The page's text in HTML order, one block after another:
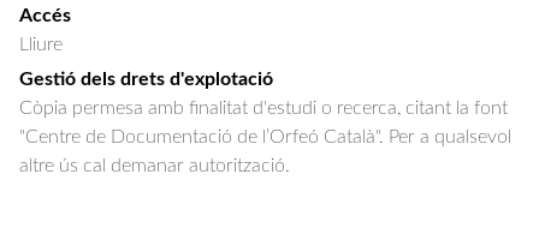
Accés
Lliure
Gestió dels drets d'explotació
Còpia permesa amb finalitat d'estudi o recerca, citant la font
"Centre de Documentació de l’Orfeó Català". Per a qualsevol
altre ús cal demanar autorització.